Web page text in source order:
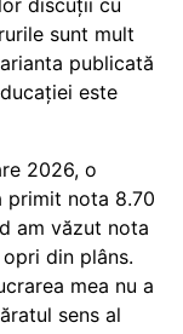
sunt mult
publicată
este
2026, o
primit nota 8.70
am văzut nota
din plâns.
mea nu a
sens al